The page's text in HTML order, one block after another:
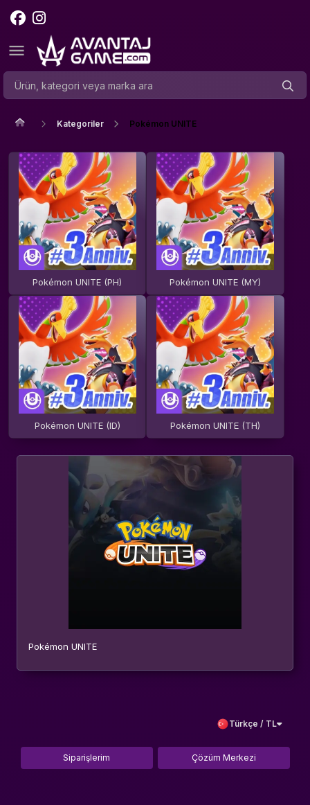
Kategoriler Pokémon UNITE
Pokémon UNITE (PH) Pokémon UNITE (MY)
Pokémon UNITE (ID) Pokémon UNITE (TH)
Pokémon UNITE
Türkçe / TL
Siparişlerim Çözüm Merkezi